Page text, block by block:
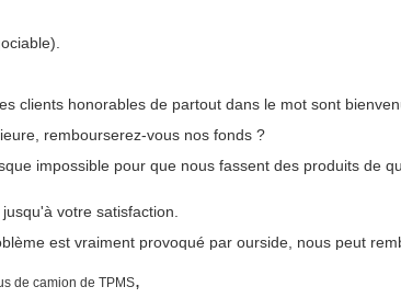
clients honorables de partout dans le mot sont
rembourserez-vous nos fonds ?
impossible pour que nous fassent des produits de
votre satisfaction.
est vraiment provoqué par ourside, nous peut
de camion de TPMS,